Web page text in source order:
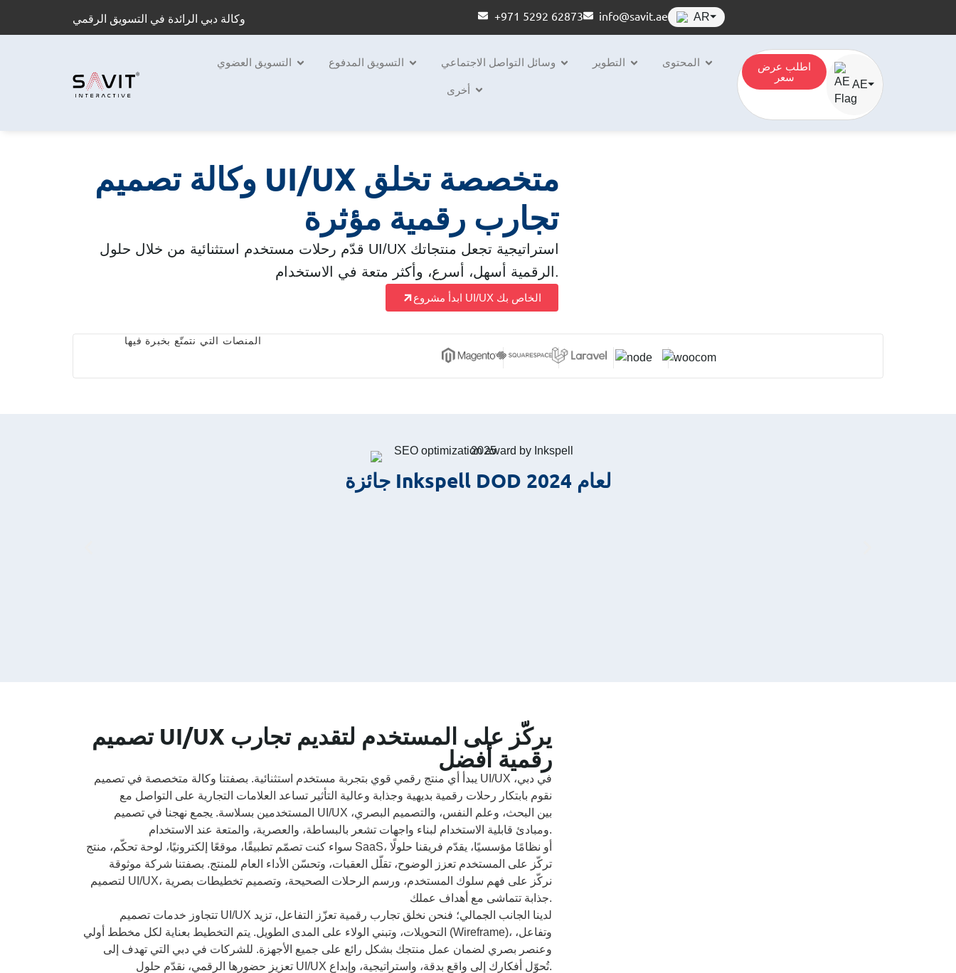
وكالة دبي الرائدة في التسويق الرقمي +971 5292 62873 info@savit.ae AR⏷
التسويق العضوي التسويق المدفوع وسائل التواصل الاجتماعي التطوير المحتوى
أخرى
اطلب عرض
سعر
AE⏷
وكالة تصميم UI/UX متخصصة تخلق
تجارب رقمية مؤثرة
قدّم رحلات مستخدم استثنائية من خلال حلول UI/UX استراتيجية تجعل منتجاتك
الرقمية أسهل، أسرع، وأكثر متعة في الاستخدام.
ابدأ مشروع UI/UX الخاص بك
المنصات التي نتمتّع بخبرة فيها
جائزة Inkspell DOD لعام 2024
تصميم UI/UX يركّز على المستخدم لتقديم تجارب
رقمية أفضل
يبدأ أي منتج رقمي قوي بتجربة مستخدم استثنائية. بصفتنا وكالة متخصصة في تصميم UI/UX في دبي،
نقوم بابتكار رحلات رقمية بديهية وجذابة وعالية التأثير تساعد العلامات التجارية على التواصل مع
المستخدمين بسلاسة. يجمع نهجنا في تصميم UI/UX بين البحث، وعلم النفس، والتصميم البصري،
ومبادئ قابلية الاستخدام لبناء واجهات تشعر بالبساطة، والعصرية، والمتعة عند الاستخدام.
سواء كنت تصمّم تطبيقًا، موقعًا إلكترونيًا، لوحة تحكّم، منتج SaaS، أو نظامًا مؤسسيًا، يقدّم فريقنا حلولًا
تركّز على المستخدم تعزز الوضوح، تقلّل العقبات، وتحسّن الأداء العام للمنتج. بصفتنا شركة موثوقة
لتصميم UI/UX، نركّز على فهم سلوك المستخدم، ورسم الرحلات الصحيحة، وتصميم تخطيطات بصرية
جذابة تتماشى مع أهداف عملك.
تتجاوز خدمات تصميم UI/UX لدينا الجانب الجمالي؛ فنحن نخلق تجارب رقمية تعزّز التفاعل، تزيد
التحويلات، وتبني الولاء على المدى الطويل. يتم التخطيط بعناية لكل مخطط أولي (Wireframe)، وتفاعل،
وعنصر بصري لضمان عمل منتجك بشكل رائع على جميع الأجهزة. للشركات في دبي التي تهدف إلى
تعزيز حضورها الرقمي، نقدّم حلول UI/UX تُحوّل أفكارك إلى واقع بدقة، واستراتيجية، وإبداع.